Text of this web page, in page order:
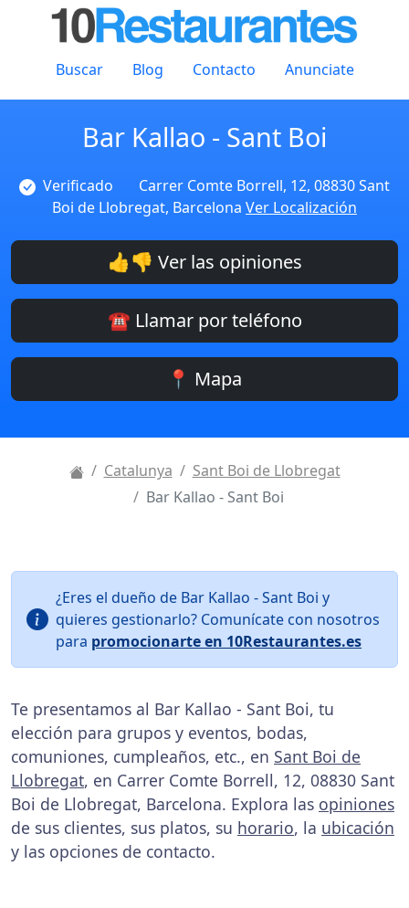
Buscar Blog Contacto Anunciate
Bar Kallao - Sant Boi
Verificado
Carrer Comte Borrell, 12, 08830 Sant
Boi de Llobregat, Barcelona Ver Localización
👍👎 Ver las opiniones
☎️ Llamar por teléfono
📍 Mapa
Catalunya
Sant Boi de Llobregat
Bar Kallao - Sant Boi
¿Eres el dueño de Bar Kallao - Sant Boi y
quieres gestionarlo? Comunícate con nosotros
para promocionarte en 10Restaurantes.es
Te presentamos al Bar Kallao - Sant Boi, tu
elección para grupos y eventos, bodas,
comuniones, cumpleaños, etc., en Sant Boi de
Llobregat, en Carrer Comte Borrell, 12, 08830 Sant
Boi de Llobregat, Barcelona. Explora las opiniones
de sus clientes, sus platos, su horario, la ubicación
y las opciones de contacto.